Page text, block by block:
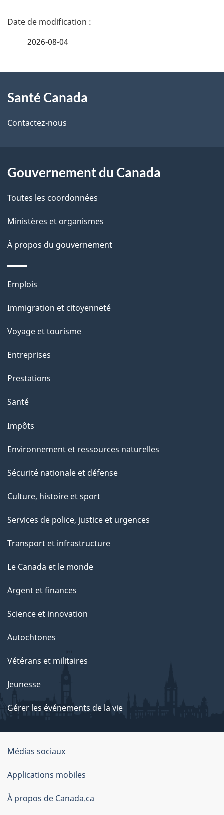
D
i
e
a
p
a
2026-08-04
propos
de
Santé Canada
Contactez-nous
Gouvernement du Canada
Toutes les coordonnées
Ministères et organismes
À propos du gouvernement
Thèmes
sujets
Emplois
Immigration et citoyenneté
Voyage et tourisme
Entreprises
Prestations
Santé
Impôts
Environnement et ressources naturelles
Sécurité nationale et défense
Culture, histoire et sport
Services de police, justice et urgences
Transport et infrastructure
Le Canada et le monde
Argent et finances
Science et innovation
Autochtones
Vétérans et militaires
Jeunesse
Gérer les événements de la vie
Organisation
du
gouvernement
du
Médias sociaux
Applications mobiles
À propos de Canada.ca